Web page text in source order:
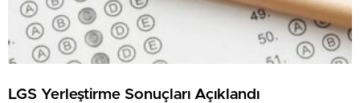
LGS Yerleştirme Sonuçları Açıklandı